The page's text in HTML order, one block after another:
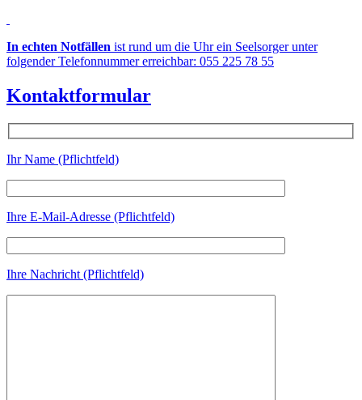
In echten Notfällen ist rund um die Uhr ein Seelsorger unter
folgender Telefonnummer erreichbar: 055 225 78 55
Kontaktformular
Ihr Name (Pflichtfeld)
Ihre E-Mail-Adresse (Pflichtfeld)
Ihre Nachricht (Pflichtfeld)